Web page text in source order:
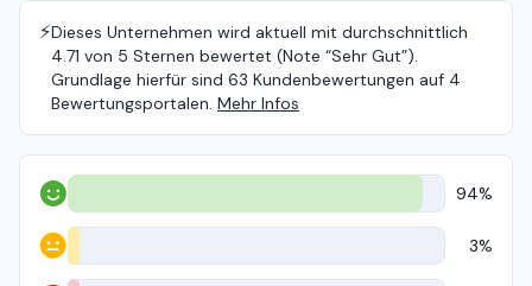
⚡️Dieses Unternehmen wird aktuell mit durchschnittlich
4.71 von 5 Sternen bewertet (Note “Sehr Gut”).
Grundlage hierfür sind 63 Kundenbewertungen auf 4
Bewertungsportalen. Mehr Infos
Positiv 94%
Neutral 3%